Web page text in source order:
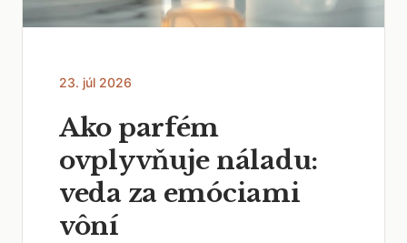
23. júl 2026
Ako parfém
ovplyvňuje náladu:
veda za emóciami
vôní